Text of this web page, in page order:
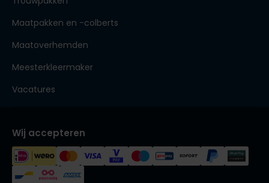
Maatpakken en -colberts
Maatoverhemden
Meesterkleermaker
Vacatures
Wij accepteren